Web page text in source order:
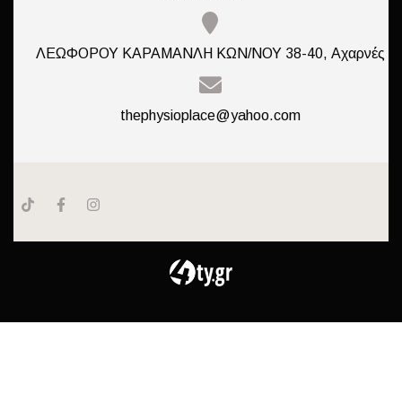
ΛΕΩΦΟΡΟΥ ΚΑΡΑΜΑΝΛΗ ΚΩΝ/ΝΟΥ 38-40, Αχαρνές
thephysioplace@yahoo.com